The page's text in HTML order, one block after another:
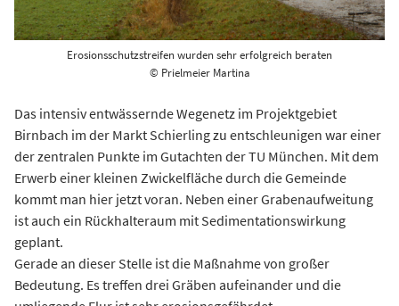
Erosionsschutzstreifen wurden sehr erfolgreich beraten
© Prielmeier Martina
Das intensiv entwässernde Wegenetz im Projektgebiet
Birnbach im der Markt Schierling zu entschleunigen war einer
der zentralen Punkte im Gutachten der TU München. Mit dem
Erwerb einer kleinen Zwickelfläche durch die Gemeinde
kommt man hier jetzt voran. Neben einer Grabenaufweitung
ist auch ein Rückhalteraum mit Sedimentationswirkung
geplant.
Gerade an dieser Stelle ist die Maßnahme von großer
Bedeutung. Es treffen drei Gräben aufeinander und die